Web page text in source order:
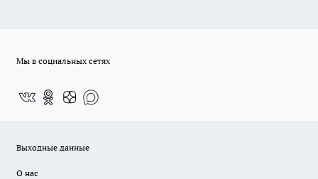
Мы в социальных сетях
Выходные данные
О нас